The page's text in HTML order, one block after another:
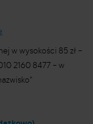
w wysokości 85 zł –
2160 8477 – w